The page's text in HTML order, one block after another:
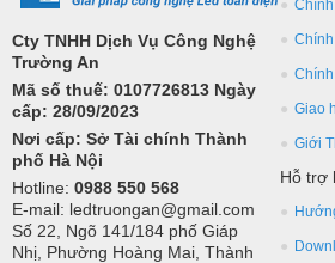
Cty TNHH Dịch Vụ Công Nghệ
Trường An
Mã số thuế: 0107726813 Ngày
cấp: 28/09/2023
Nơi cấp: Sở Tài chính Thành
phố Hà Nội
Hotline: 0988 550 568
E-mail: ledtruongan@gmail.com
Số 22, Ngõ 141/184 phố Giáp
Nhị, Phường Hoàng Mai, Thành
Giao
Giới
Hỗ trợ